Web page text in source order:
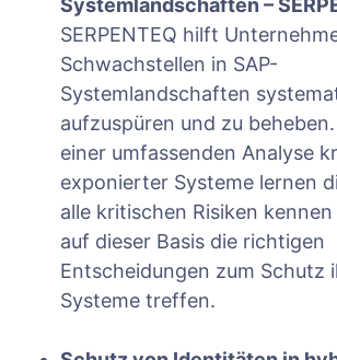
Systemlandschaften –
SERPENTEQ hilft
Schwachstellen in SAP-
Systemlandschaften
aufzuspüren und zu
einer umfassenden Analyse
exponierter Systeme lernen
alle kritischen Risiken
auf dieser Basis die richtigen
Entscheidungen zum Schutz
Systeme treffen.